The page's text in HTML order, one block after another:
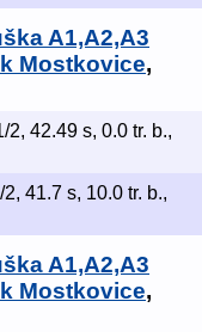
A1,A2,A3
Mostkovice,
2, 42.49 s, 0.0 tr. b.,
2, 41.7 s, 10.0 tr. b.,
A1,A2,A3
Mostkovice,